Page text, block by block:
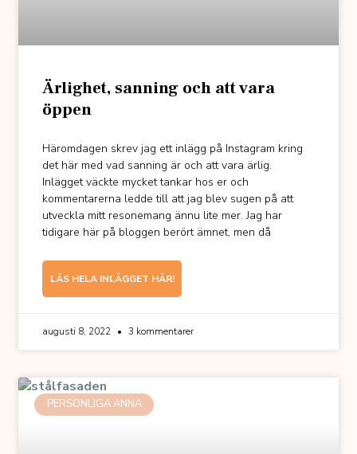
Ärlighet, sanning och att vara
öppen
Häromdagen skrev jag ett inlägg på Instagram kring
det här med vad sanning är och att vara ärlig.
Inlägget väckte mycket tankar hos er och
kommentarerna ledde till att jag blev sugen på att
utveckla mitt resonemang ännu lite mer. Jag har
tidigare här på bloggen berört ämnet, men då
LÄS HELA INLÄGGET HÄR!
augusti 8, 2022 3 kommentarer
PERSONLIGA ANNA